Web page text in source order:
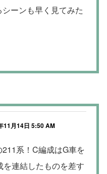
ーンも早く見てみた
11月14日 5:50 AM
系！C編成はG車を
連結したものを差す